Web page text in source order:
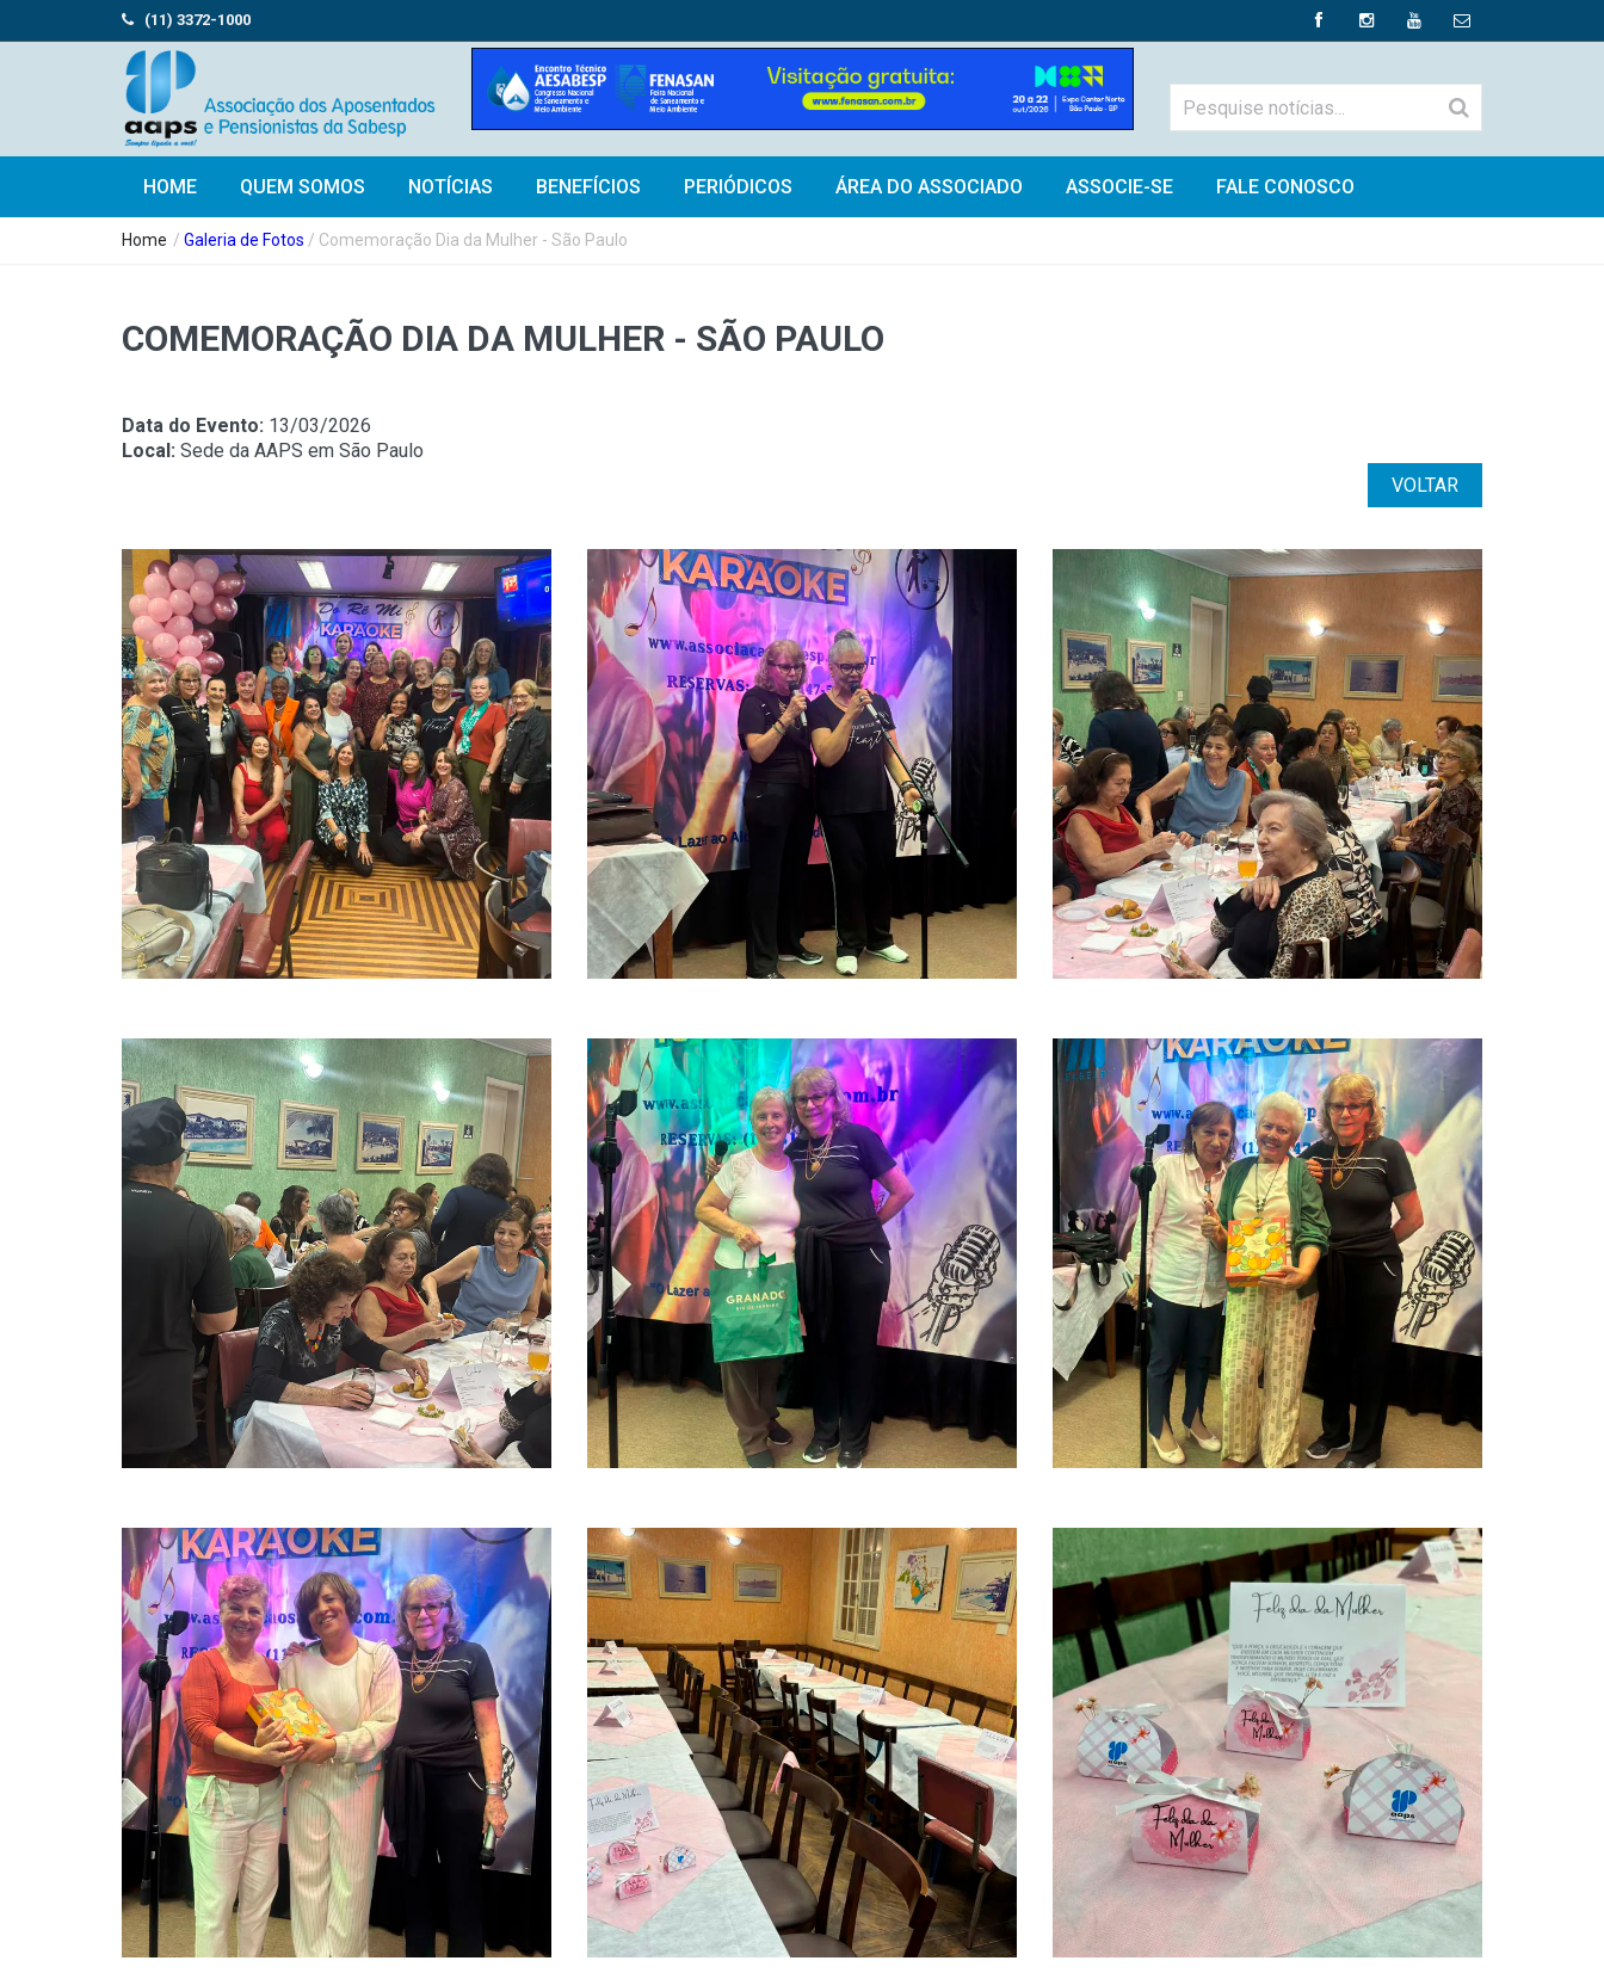
(11) 3372-1000
HOME QUEM SOMOS NOTÍCIAS BENEFÍCIOS PERIÓDICOS ÁREA DO ASSOCIADO ASSOCIE-SE FALE CONOSCO
Home / Galeria de Fotos / Comemoração Dia da Mulher - São Paulo
COMEMORAÇÃO DIA DA MULHER - SÃO PAULO
Data do Evento: 13/03/2026
Local: Sede da AAPS em São Paulo
VOLTAR